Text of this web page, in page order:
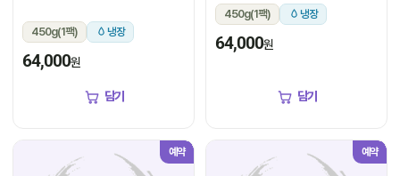
450g(1팩) 냉장
64,000원
담기
450g(1팩) 냉장
64,000원
담기
예약 예약